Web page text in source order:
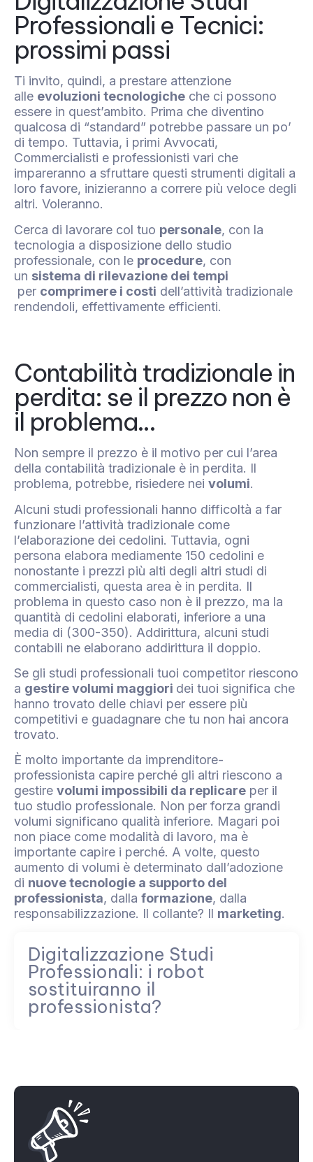
Professionali e Tecnici:
prossimi passi
Ti invito, quindi, a prestare attenzione
alle evoluzioni tecnologiche che ci possono
essere in quest’ambito. Prima che diventino
qualcosa di “standard” potrebbe passare un po’
di tempo. Tuttavia, i primi Avvocati,
Commercialisti e professionisti vari che
impareranno a sfruttare questi strumenti digitali a
loro favore, inizieranno a correre più veloce degli
altri. Voleranno.
Cerca di lavorare col tuo personale, con la
tecnologia a disposizione dello studio
professionale, con le procedure, con
un sistema di rilevazione dei tempi
per comprimere i costi dell’attività tradizionale
rendendoli, effettivamente efficienti.
Contabilità tradizionale in
perdita: se il prezzo non è
il problema…
Non sempre il prezzo è il motivo per cui l’area
della contabilità tradizionale è in perdita. Il
problema, potrebbe, risiedere nei volumi.
Alcuni studi professionali hanno difficoltà a far
funzionare l’attività tradizionale come
l’elaborazione dei cedolini. Tuttavia, ogni
persona elabora mediamente 150 cedolini e
nonostante i prezzi più alti degli altri studi di
commercialisti, questa area è in perdita. Il
problema in questo caso non è il prezzo, ma la
quantità di cedolini elaborati, inferiore a una
media di (300-350). Addirittura, alcuni studi
contabili ne elaborano addirittura il doppio.
Se gli studi professionali tuoi competitor riescono
a gestire volumi maggiori dei tuoi significa che
hanno trovato delle chiavi per essere più
competitivi e guadagnare che tu non hai ancora
trovato.
È molto importante da imprenditore-
professionista capire perché gli altri riescono a
gestire volumi impossibili da replicare per il
tuo studio professionale. Non per forza grandi
volumi significano qualità inferiore. Magari poi
non piace come modalità di lavoro, ma è
importante capire i perché. A volte, questo
aumento di volumi è determinato dall’adozione
di nuove tecnologie a supporto del
professionista, dalla formazione, dalla
responsabilizzazione. Il collante? Il marketing.
Digitalizzazione Studi
Professionali: i robot
sostituiranno il
professionista?